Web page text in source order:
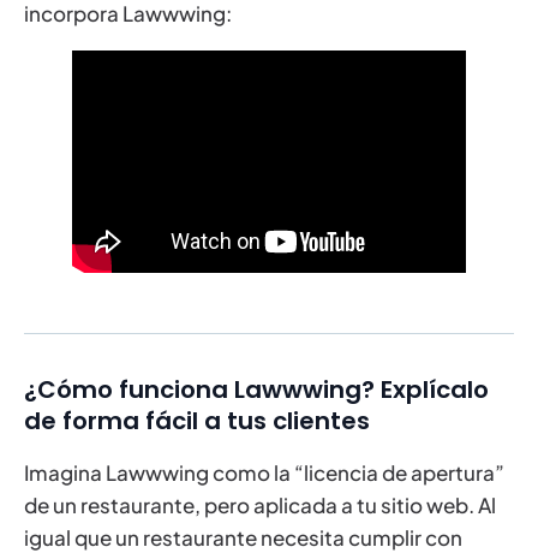
incorpora Lawwwing:
¿Cómo funciona Lawwwing? Explícalo
de forma fácil a tus clientes
Imagina Lawwwing como la “licencia de apertura”
de un restaurante, pero aplicada a tu sitio web. Al
igual que un restaurante necesita cumplir con